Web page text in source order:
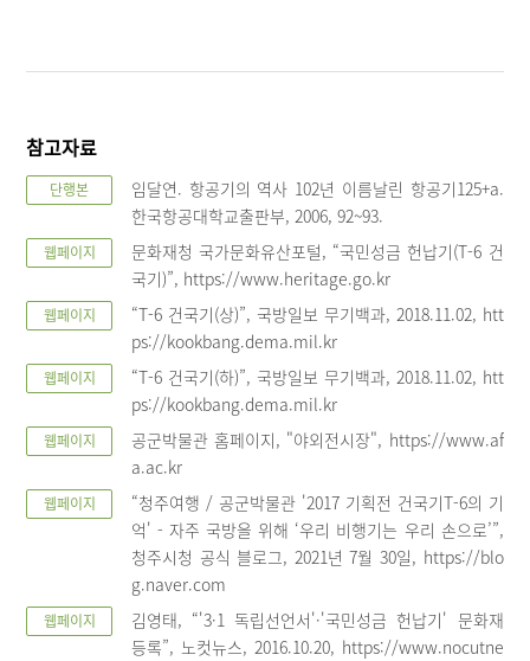
참고자료
단행본
임달연. 항공기의 역사 102년 이름날린 항공기125+a.
한국항공대학교출판부, 2006, 92~93.
웹페이지
문화재청 국가문화유산포털, “국민성금 헌납기(T-6 건
국기)”, https://www.heritage.go.kr
웹페이지
“T-6 건국기(상)”, 국방일보 무기백과, 2018.11.02, htt
ps://kookbang.dema.mil.kr
웹페이지
“T-6 건국기(하)”, 국방일보 무기백과, 2018.11.02, htt
ps://kookbang.dema.mil.kr
웹페이지
공군박물관 홈페이지, "야외전시장", https://www.af
a.ac.kr
웹페이지
“청주여행 / 공군박물관 '2017 기획전 건국기T-6의 기
억' - 자주 국방을 위해 ‘우리 비행기는 우리 손으로’”,
청주시청 공식 블로그, 2021년 7월 30일, https://blo
g.naver.com
웹페이지
김영태, “'3·1 독립선언서'·'국민성금 헌납기' 문화재
등록”, 노컷뉴스, 2016.10.20, https://www.nocutne